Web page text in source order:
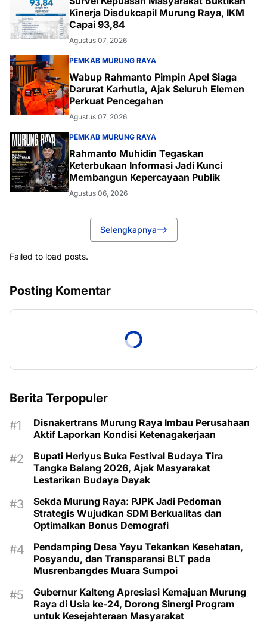
Kinerja Disdukcapil Murung Raya, IKM
Capai 93,84
Agustus 07, 2026
PEMKAB MURUNG RAYA
Wabup Rahmanto Pimpin Apel Siaga
Darurat Karhutla, Ajak Seluruh Elemen
Perkuat Pencegahan
Agustus 07, 2026
PEMKAB MURUNG RAYA
Rahmanto Muhidin Tegaskan
Keterbukaan Informasi Jadi Kunci
Membangun Kepercayaan Publik
Agustus 06, 2026
Selengkapnya
Failed to load posts.
Posting Komentar
Berita Terpopuler
Disnakertrans Murung Raya Imbau Perusahaan
Aktif Laporkan Kondisi Ketenagakerjaan
Bupati Heriyus Buka Festival Budaya Tira
Tangka Balang 2026, Ajak Masyarakat
Lestarikan Budaya Dayak
Sekda Murung Raya: PJPK Jadi Pedoman
Strategis Wujudkan SDM Berkualitas dan
Optimalkan Bonus Demografi
Pendamping Desa Yayu Tekankan Kesehatan,
Posyandu, dan Transparansi BLT pada
Musrenbangdes Muara Sumpoi
Gubernur Kalteng Apresiasi Kemajuan Murung
Raya di Usia ke-24, Dorong Sinergi Program
untuk Kesejahteraan Masyarakat